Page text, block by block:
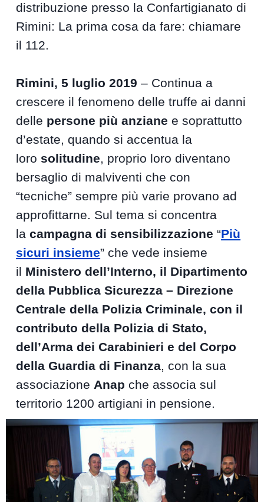
distribuzione presso la Confartigianato di
Rimini: La prima cosa da fare: chiamare
il 112.
Rimini, 5 luglio 2019 – Continua a
crescere il fenomeno delle truffe ai danni
delle persone più anziane e soprattutto
d’estate, quando si accentua la
loro solitudine, proprio loro diventano
bersaglio di malviventi che con
“tecniche” sempre più varie provano ad
approfittarne. Sul tema si concentra
lacampagna di sensibilizzazione “Più
sicuri insieme” che vede insieme
il Ministero dell’Interno, il Dipartimento
della Pubblica Sicurezza – Direzione
Centrale della Polizia Criminale, con il
contributo della Polizia di Stato,
dell’Arma dei Carabinieri e del Corpo
della Guardia di Finanza, con la sua
associazione Anap che associa sul
territorio 1200 artigiani in pensione.